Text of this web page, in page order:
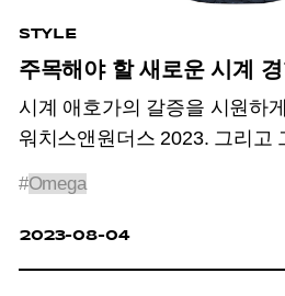
STYLE
주목해야 할 새로운 시계
시계 애호가의 갈증을 시원하
워치스앤원더스 2023. 그리고
가지 트렌드.
#Omega
2023-08-04